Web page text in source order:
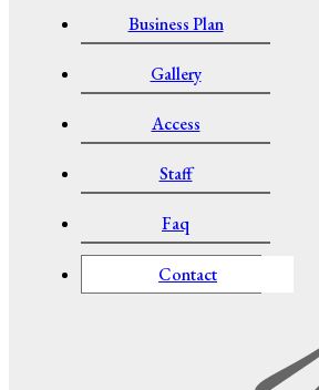
Business Plan
Gallery
Access
Staff
Faq
Contact